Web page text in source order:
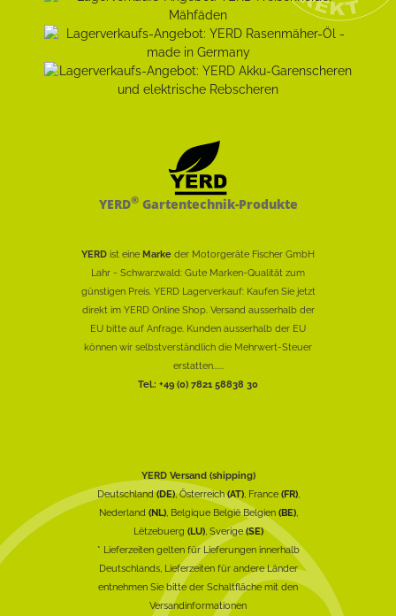
YERD®Gartentechnik-Produkte
YERD ist eine Marke der Motorgeräte Fischer GmbH
Lahr - Schwarzwald: Gute Marken-Qualität zum
günstigen Preis. YERD Lagerverkauf: Kaufen Sie jetzt
direkt im YERD Online Shop. Versand ausserhalb der
EU bitte auf Anfrage. Kunden ausserhalb der EU
können wir selbstverständlich die Mehrwert-Steuer
erstatten......
Tel.: +49 (0) 7821 58838 30
YERD Versand (shipping)
Deutschland(DE), Österreich(AT), France (FR),
Nederland (NL), Belgique België Belgien (BE),
Lëtzebuerg (LU), Sverige(SE)
* Lieferzeiten gelten für Lieferungen innerhalb
Deutschlands, Lieferzeiten für andere Länder
entnehmen Sie bitte der Schaltfläche mit den
Versandinformationen